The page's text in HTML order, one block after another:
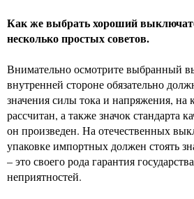
Как же выбрать хороший
несколько простых советов.
Внимательно осмотрите выбранный
внутренней стороне обязательно
значения силы тока и напряжения, на
рассчитан, а также значок стандарта
он произведен. На отечественных
упаковке импортных должен стоять
– это своего рода гарантия
неприятностей.